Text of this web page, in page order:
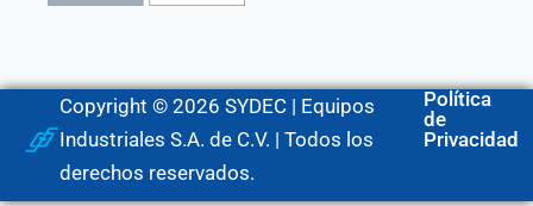
Copyright © 2026 SYDEC | Equipos
Industriales S.A. de C.V. | Todos los
derechos reservados.
Política
de
Privacidad